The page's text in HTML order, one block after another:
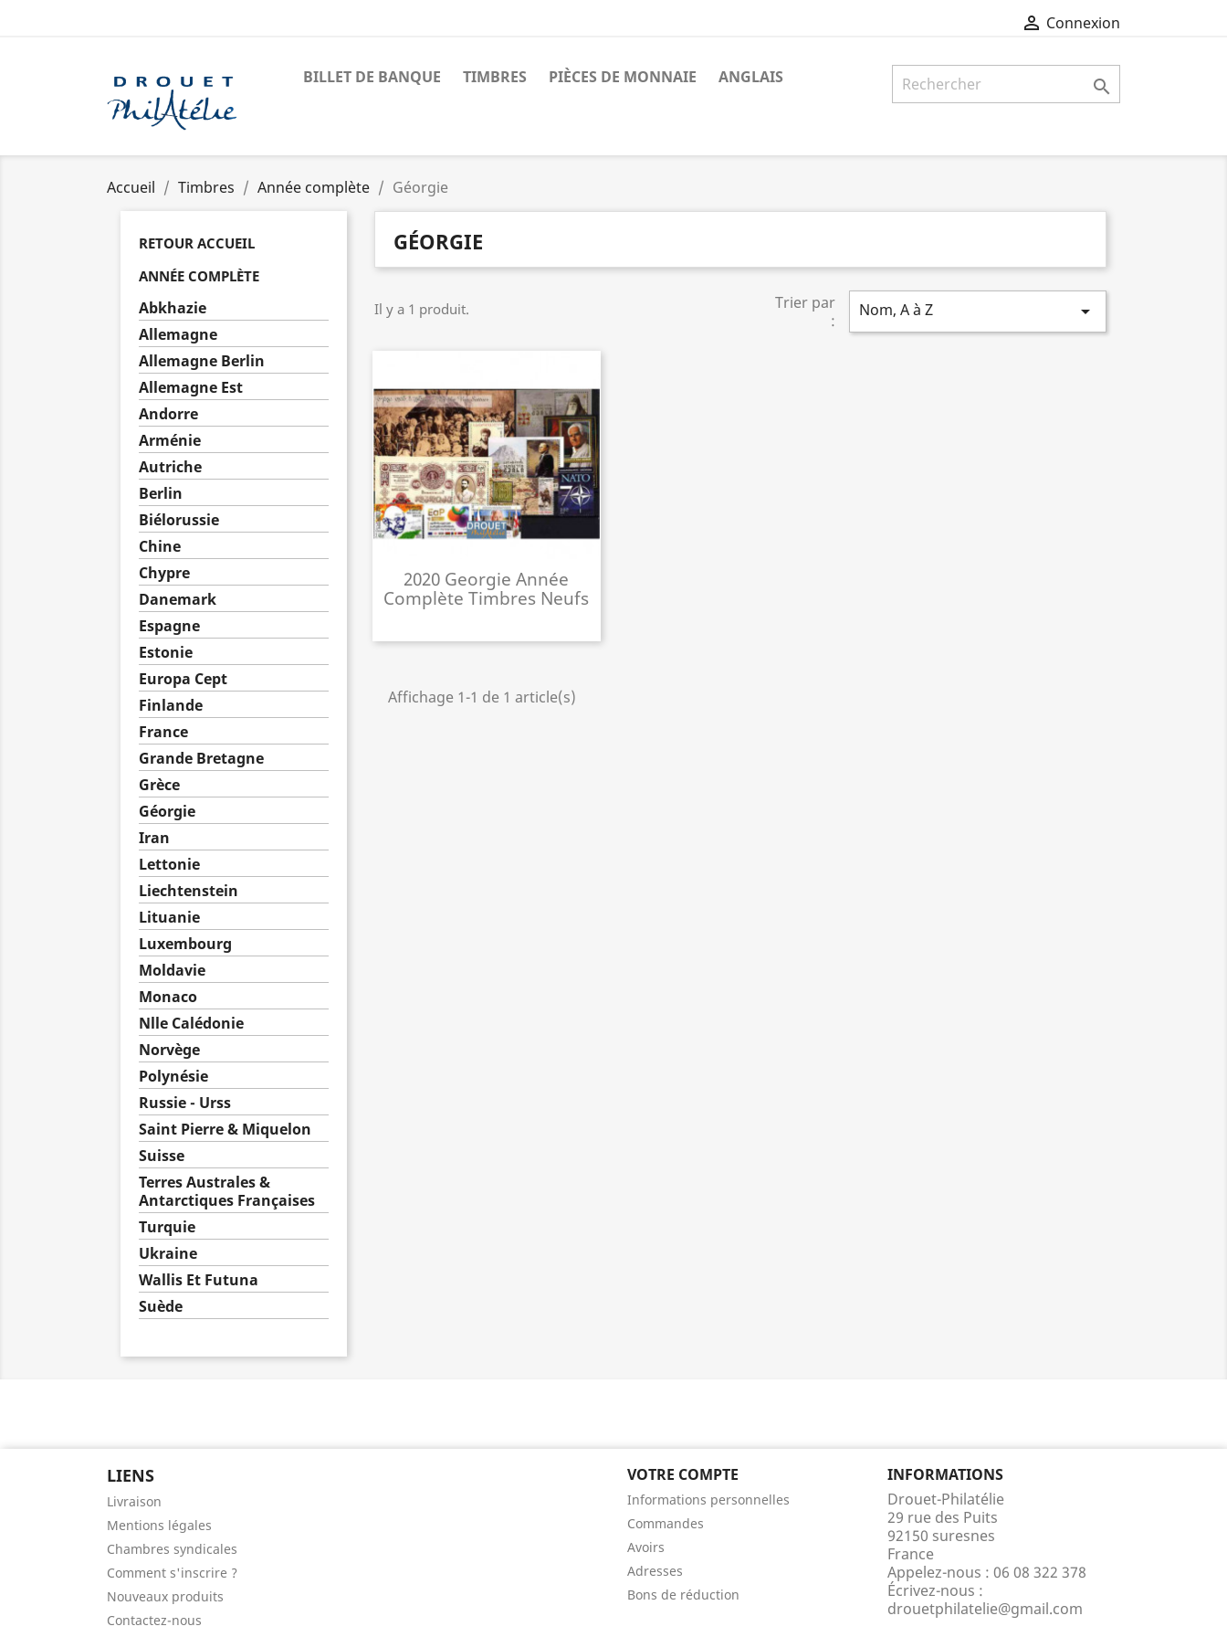
 Connexion

BILLET DE BANQUE TIMBRES PIÈCES DE MONNAIE ANGLAIS
Accueil Timbres Année complète Géorgie
RETOUR ACCUEIL
ANNÉE COMPLÈTE
Abkhazie
Allemagne
Allemagne Berlin
Allemagne Est
Andorre
Arménie
Autriche
Berlin
Biélorussie
Chine
Chypre
Danemark
Espagne
Estonie
Europa Cept
Finlande
France
Grande Bretagne
Grèce
Géorgie
Iran
Lettonie
Liechtenstein
Lituanie
Luxembourg
Moldavie
Monaco
Nlle Calédonie
Norvège
Polynésie
Russie - Urss
Saint Pierre & Miquelon
Suisse
Terres Australes &
Antarctiques Françaises
Turquie
Ukraine
Wallis Et Futuna
Suède
GÉORGIE
Il y a 1 produit.
Trier par
:
Nom, A à Z 
2020 Georgie Année
Complète Timbres Neufs
Affichage 1-1 de 1 article(s)
LIENS
Livraison
Mentions légales
Chambres syndicales
Comment s'inscrire ?
Nouveaux produits
Contactez-nous
VOTRE COMPTE
Informations personnelles
Commandes
Avoirs
Adresses
Bons de réduction
INFORMATIONS
Drouet-Philatélie
29 rue des Puits
92150 suresnes
France
Appelez-nous : 06 08 322 378
Écrivez-nous :
drouetphilatelie@gmail.com